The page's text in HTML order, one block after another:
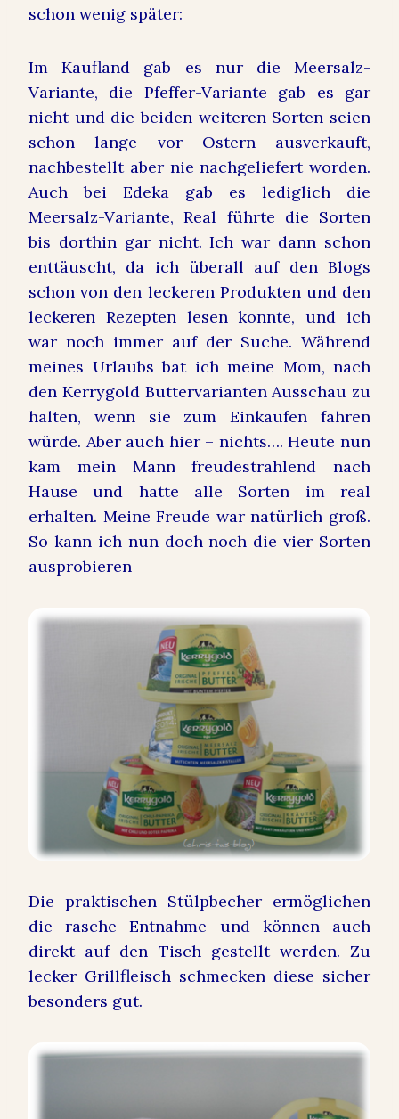
schon wenig später:
Im Kaufland gab es nur die Meersalz-
Variante, die Pfeffer-Variante gab es gar
nicht und die beiden weiteren Sorten seien
schon lange vor Ostern ausverkauft,
nachbestellt aber nie nachgeliefert worden.
Auch bei Edeka gab es lediglich die
Meersalz-Variante, Real führte die Sorten
bis dorthin gar nicht. Ich war dann schon
enttäuscht, da ich überall auf den Blogs
schon von den leckeren Produkten und den
leckeren Rezepten lesen konnte, und ich
war noch immer auf der Suche. Während
meines Urlaubs bat ich meine Mom, nach
den Kerrygold Buttervarianten Ausschau zu
halten, wenn sie zum Einkaufen fahren
würde. Aber auch hier – nichts…. Heute nun
kam mein Mann freudestrahlend nach
Hause und hatte alle Sorten im real
erhalten. Meine Freude war natürlich groß.
So kann ich nun doch noch die vier Sorten
ausprobieren
Die praktischen Stülpbecher ermöglichen
die rasche Entnahme und können auch
direkt auf den Tisch gestellt werden. Zu
lecker Grillfleisch schmecken diese sicher
besonders gut.